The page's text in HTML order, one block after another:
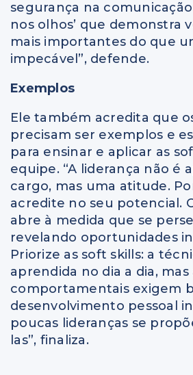
segurança na
nos olhos’ que demonstra
mais importantes do que
impecável”, defende.
Exemplos
Ele também acredita que
precisam ser exemplos e
para ensinar e aplicar as
equipe. “A liderança não é
cargo, mas uma atitude.
acredite no seu potencial.
abre à medida que se
revelando oportunidades
Priorize as soft skills: a
aprendida no dia a dia, mas
comportamentais exigem
desenvolvimento pessoal
poucas lideranças se
las”, finaliza.